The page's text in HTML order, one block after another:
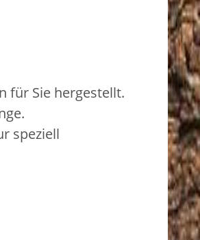
für Sie hergestellt.
speziell